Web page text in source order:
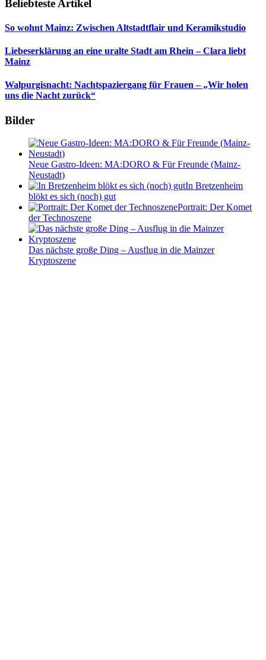
Beliebteste Artikel
So wohnt Mainz: Zwischen Altstadtflair und Keramikstudio
Liebeserklärung an eine uralte Stadt am Rhein – Clara liebt
Mainz
Walpurgisnacht: Nachtspaziergang für Frauen – „Wir holen
uns die Nacht zurück“
Bilder
Neue Gastro-Ideen: MA:DORO & Für Freunde (Mainz-
Neustadt)
In Bretzenheim
blökt es sich (noch) gut
Portrait: Der Komet
der Technoszene
Das nächste große Ding – Ausflug in die Mainzer
Kryptoszene